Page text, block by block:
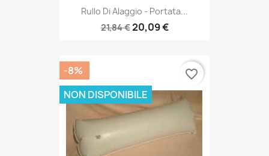
Rullo Di Alaggio - Portata...
21,84 €20,09 €
-8%
NON DISPONIBILE
favorite_border